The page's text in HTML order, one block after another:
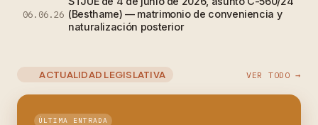
06.06.26 (Besthame) — matrimonio de conveniencia y
naturalización posterior
ACTUALIDAD LEGISLATIVA VER TODO →
ÚLTIMA ENTRADA